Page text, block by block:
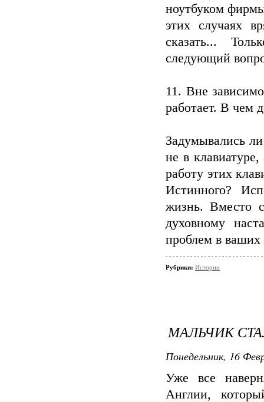
ноутбуком
этих случаях
сказать...
следующий
11. Вне
работает. В чем
Задумывались
не в
работу этих
Истинного?
жизнь. Вместо
духовному
проблем в
Рубрики: Истории
МАЛЬЧИК
Понедельник, 16
Уже все
Англии,